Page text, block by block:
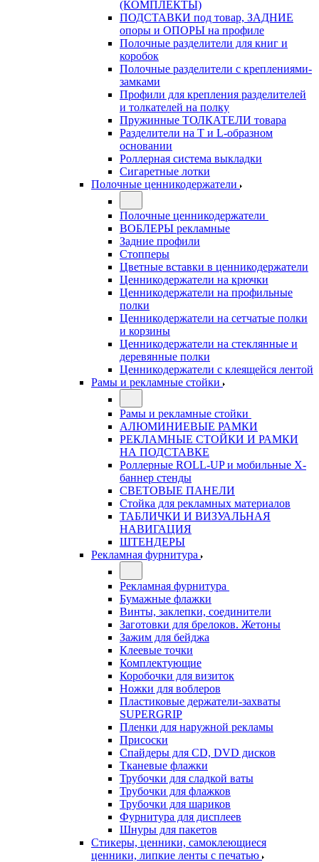
(КОМПЛЕКТЫ)
ПОДСТАВКИ под товар, ЗАДНИЕ
опоры и ОПОРЫ на профиле
Полочные разделители для книг и
коробок
Полочные разделители с креплениями-
замками
Профили для крепления разделителей
и толкателей на полку
Пружинные ТОЛКАТЕЛИ товара
Разделители на Т и L-образном
основании
Роллерная система выкладки
Сигаретные лотки
Полочные ценникодержатели
Полочные ценникодержатели
ВОБЛЕРЫ рекламные
Задние профили
Стопперы
Цветные вставки в ценникодержатели
Ценникодержатели на крючки
Ценникодержатели на профильные
полки
Ценникодержатели на сетчатые полки
и корзины
Ценникодержатели на стеклянные и
деревянные полки
Ценникодержатели с клеящейся лентой
Рамы и рекламные стойки
Рамы и рекламные стойки
АЛЮМИНИЕВЫЕ РАМКИ
РЕКЛАМНЫЕ СТОЙКИ И РАМКИ
НА ПОДСТАВКЕ
Роллерные ROLL-UP и мобильные X-
баннер стенды
СВЕТОВЫЕ ПАНЕЛИ
Стойка для рекламных материалов
ТАБЛИЧКИ И ВИЗУАЛЬНАЯ
НАВИГАЦИЯ
ШТЕНДЕРЫ
Рекламная фурнитура
Рекламная фурнитура
Бумажные флажки
Винты, заклепки, соединители
Заготовки для брелоков. Жетоны
Зажим для бейджа
Клеевые точки
Комплектующие
Коробочки для визиток
Ножки для воблеров
Пластиковые держатели-захваты
SUPERGRIP
Пленки для наружной рекламы
Присоски
Спайдеры для CD, DVD дисков
Тканевые флажки
Трубочки для сладкой ваты
Трубочки для флажков
Трубочки для шариков
Фурнитура для дисплеев
Шнуры для пакетов
Стикеры, ценники, самоклеющиеся
ценники, липкие ленты с печатью